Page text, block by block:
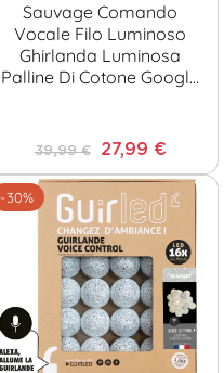
Sauvage Comando
Vocale Filo Luminoso
Ghirlanda Luminosa
Palline Di Cotone Google
39,99 € 27,99 €
-30%